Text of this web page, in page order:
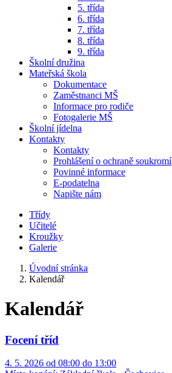
5. třída
6. třída
7. třída
8. třída
9. třída
Školní družina
Mateřská škola
Dokumentace
Zaměstnanci MŠ
Informace pro rodiče
Fotogalerie MŠ
Školní jídelna
Kontakty
Kontakty
Prohlášení o ochraně soukromí
Povinné informace
E-podatelna
Napište nám
Třídy
Učitelé
Kroužky
Galerie
Úvodní stránka
Kalendář
Kalendář
Focení tříd
4. 5. 2026 od 08:00 do 13:00